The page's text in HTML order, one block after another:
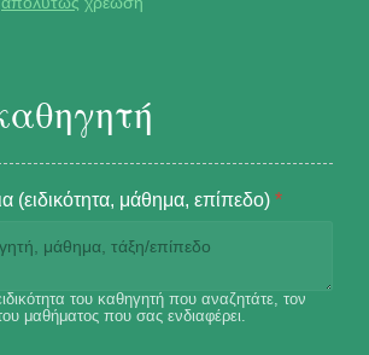
(ειδικότητα, μάθημα, επίπεδο) *
του καθηγητή που αναζητάτε, τον
μαθήματος που σας ενδιαφέρει.